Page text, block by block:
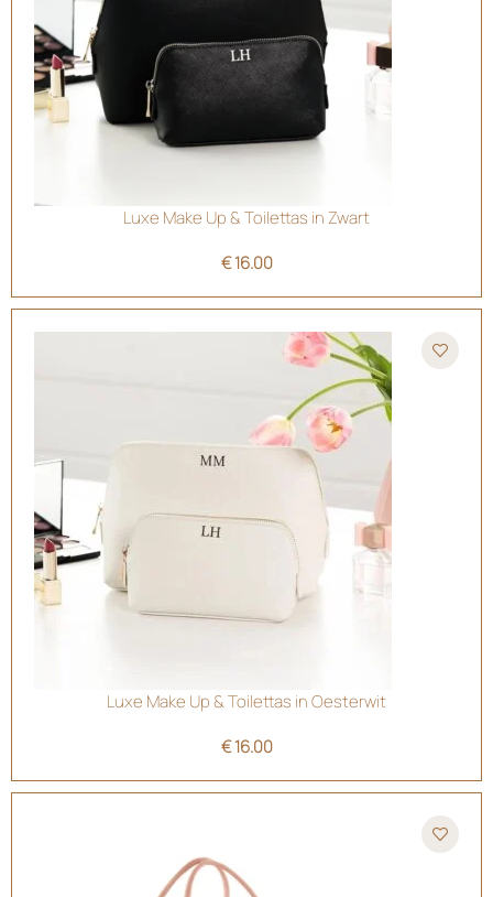
Luxe Make Up & Toilettas in Zwart
€16.00
Luxe Make Up & Toilettas in Oesterwit
€16.00